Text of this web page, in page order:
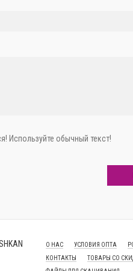
Используйте обычный текст!
О НАС УСЛОВИЯ ОПТА
КОНТАКТЫ
ТОВАРЫ СО